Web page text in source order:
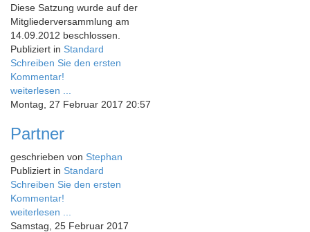
Diese Satzung wurde auf der
Mitgliederversammlung am
14.09.2012 beschlossen.
Publiziert in Standard
Schreiben Sie den ersten
Kommentar!
weiterlesen ...
Montag, 27 Februar 2017 20:57
Partner
geschrieben von Stephan
Publiziert in Standard
Schreiben Sie den ersten
Kommentar!
weiterlesen ...
Samstag, 25 Februar 2017